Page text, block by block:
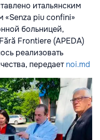
итальянским
piu confini»
больницей,
Frontiere (APEDA)
реализовать
передаетnoi.md